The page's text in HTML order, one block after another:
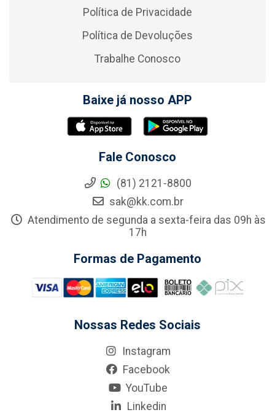
Política de Privacidade
Política de Devoluções
Trabalhe Conosco
Baixe já nosso APP
Fale Conosco
(81) 2121-8800
sak@kk.com.br
Atendimento de segunda a sexta-feira das 09h às
17h
Formas de Pagamento
Nossas Redes Sociais
Instagram
Facebook
YouTube
Linkedin